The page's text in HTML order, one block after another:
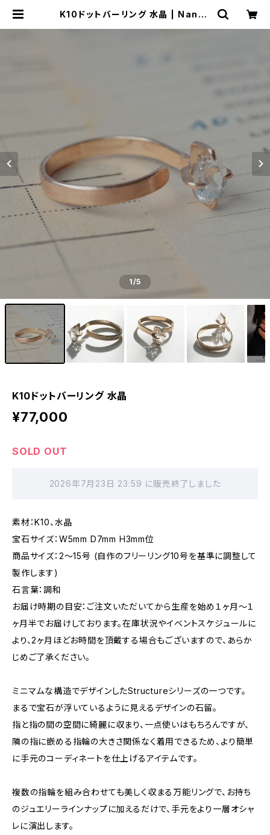
K10ドットバーリング 水晶 | Nando
1/5
K10ドットバーリング 水晶
¥77,000
SOLD OUT
2026年7月23日 23:59 に販売終了しました
素材：K10、水晶
宝石サイズ：W5mm D7mm H3mm位
商品サイズ：2～15号 (自作のフリーリング10号を基準に調整して
製作します)
石言葉：調和
お届け時期の目安：ご注文いただいてから生産を始め１ヶ月〜１
ヶ月半でお届けしております。在庫状況やイベントスケジュールに
より、2ヶ月ほどお時間を頂戴する場合もございますので、あらか
じめご了承ください。
ミニマムな構造でデザインしたStructureシリーズの一つです。
まるで宝石が浮いているように見えるデザインの石留。
指と指の間の空間に綺麗に収まり、一点使いはもちろんですが、
隣の指に嵌める指輪の大きさ関係なく着用できるため、より簡単
に手元のコーディネートを仕上げるアイテムです。
複数の指輪を組み合わせても美しく収まる万能リングで、お持ち
のジュエリーラインナップに加えるだけで、手元をより一層オシャ
レに演出します。